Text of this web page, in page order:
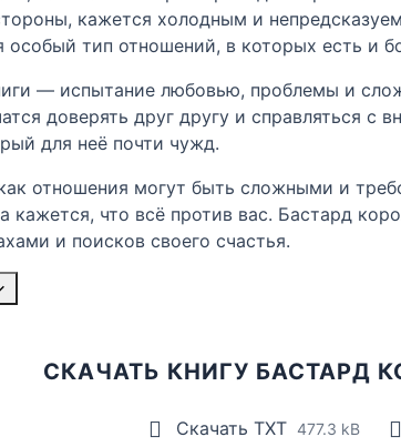
кажется холодным и
особый тип отношений, в которых есть и
— испытание любовью, проблемы и
доверять друг другу и справляться
для неё почти чужд.
отношения могут быть сложными и
кажется, что всё против вас. Бастард
и поисков своего счастья.
СКАЧАТЬ КНИГУ БАСТАРД
Скачать TXT 477.3 kB